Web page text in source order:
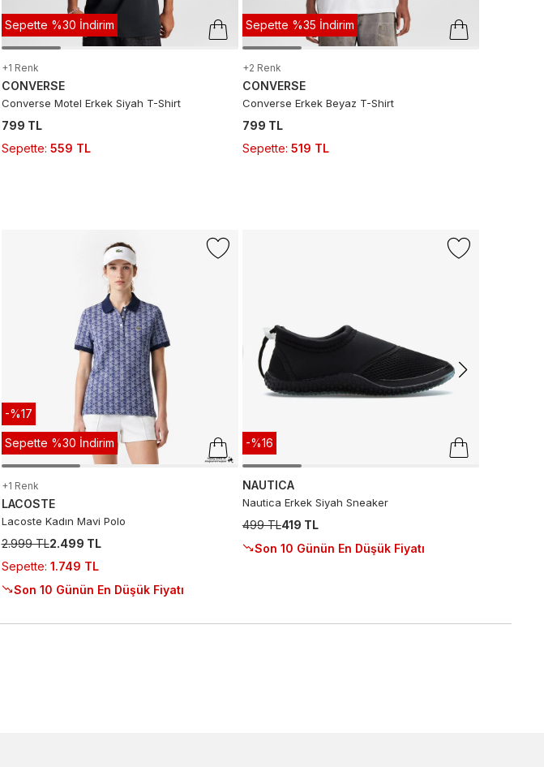
Sepette %30 İndirim
+1 Renk
CONVERSE
Converse Motel Erkek Siyah T-Shirt
799 TL
Sepette: 559 TL
Sepette %35 İndirim
+2 Renk
CONVERSE
Converse Erkek Beyaz T-Shirt
799 TL
Sepette: 519 TL
-%17
Sepette %30 İndirim
+1 Renk
LACOSTE
Lacoste Kadın Mavi Polo
2.999 TL2.499 TL
Sepette: 1.749 TL
Son 10 Günün En Düşük Fiyatı
-%16
NAUTICA
Nautica Erkek Siyah Sneaker
499 TL419 TL
Son 10 Günün En Düşük Fiyatı